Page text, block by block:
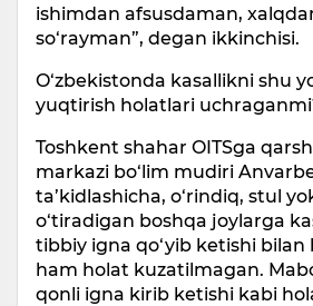
ishimdan afsusdaman,
so‘rayman”, degan ikkinchisi.
O‘zbekistonda kasallikni shu
yuqtirish holatlari
Toshkent shahar OITSga
markazi bo‘lim mudiri
ta’kidlashicha, o‘rindiq, stul
o‘tiradigan boshqa joylarga
tibbiy igna qo‘yib ketishi bilan
ham holat kuzatilmagan.
qonli igna kirib ketishi kabi